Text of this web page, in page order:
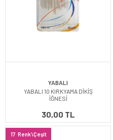
YABALI
YABALI 10 KIRKYAMA DİKİŞ
İĞNESİ
30,00 TL
17 Renk\Çeşit